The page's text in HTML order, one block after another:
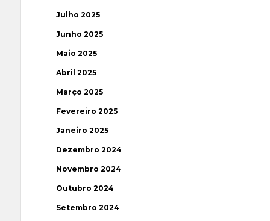
Julho 2025
Junho 2025
Maio 2025
Abril 2025
Março 2025
Fevereiro 2025
Janeiro 2025
Dezembro 2024
Novembro 2024
Outubro 2024
Setembro 2024